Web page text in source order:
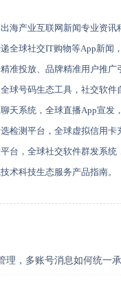
海产业互联网新闻专业资讯
全球社交IT购物等App新闻
准投放、品牌精准用户推广
球号码生态工具，社交软件
天系统，全球直播App宣发
检测平台，全球虚拟信用卡
台，全球社交软件群发系统
术科技生态服务产品指南。
理，多账号消息如何统一